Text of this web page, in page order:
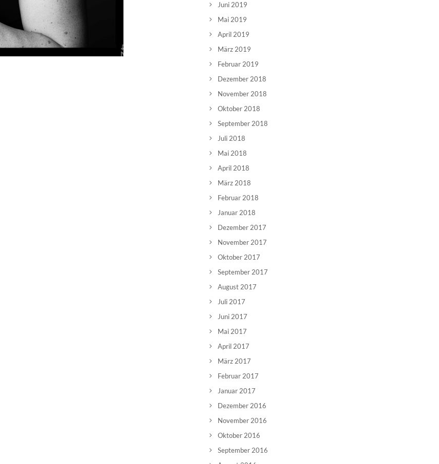
Juni 2019
Mai 2019
April 2019
März 2019
Februar 2019
Dezember 2018
November 2018
Oktober 2018
September 2018
Juli 2018
Mai 2018
April 2018
März 2018
Februar 2018
Januar 2018
Dezember 2017
November 2017
Oktober 2017
September 2017
August 2017
Juli 2017
Juni 2017
Mai 2017
April 2017
März 2017
Februar 2017
Januar 2017
Dezember 2016
November 2016
Oktober 2016
September 2016